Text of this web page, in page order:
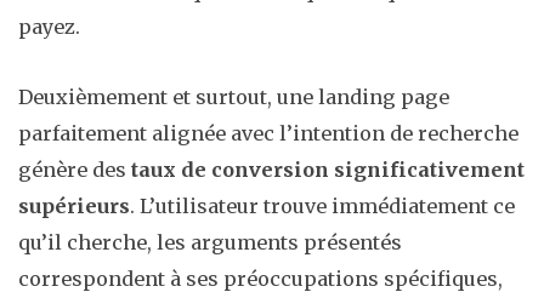
payez.
Deuxièmement et surtout, une landing page
parfaitement alignée avec l’intention de recherche
génère des taux de conversion significativement
supérieurs. L’utilisateur trouve immédiatement ce
qu’il cherche, les arguments présentés
correspondent à ses préoccupations spécifiques,